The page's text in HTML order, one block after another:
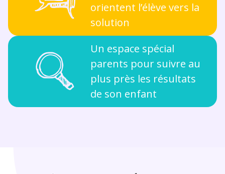
orientent l’élève vers la
solution
Un espace spécial
parents pour suivre au
plus près les résultats
de son enfant